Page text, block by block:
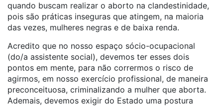
quando buscam realizar o aborto na clandestinidade,
pois são práticas inseguras que atingem, na maioria
das vezes, mulheres negras e de baixa renda.
Acredito que no nosso espaço sócio-ocupacional
(do/a assistente social), devemos ter esses dois
pontos em mente, para não corrermos o risco de
agirmos, em nosso exercício profissional, de maneira
preconceituosa, criminalizando a mulher que aborta.
Ademais, devemos exigir do Estado uma postura